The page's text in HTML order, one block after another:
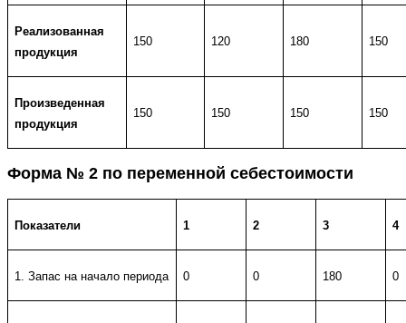
Реализованная
продукция
150 120 180 150
Произведенная
продукция
150 150 150 150
Форма № 2 по переменной себестоимости
Показатели 1 2 3 4
1. Запас на начало периода 0 0 180 0